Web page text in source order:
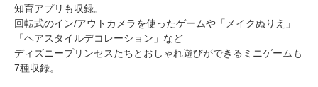
知育アプリも収録。
回転式のイン/アウトカメラを使ったゲームや「メイクぬりえ」
「ヘアスタイルデコレーション」など
ディズニープリンセスたちとおしゃれ遊びができるミニゲームも
7種収録。